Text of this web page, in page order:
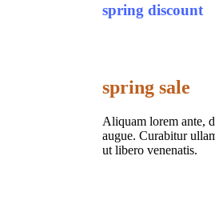
spring discount
spring sale
Aliquam lorem ante,
augue. Curabitur
ut libero venenatis.